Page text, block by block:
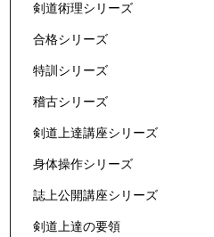
剣道術理シリーズ
合格シリーズ
特訓シリーズ
稽古シリーズ
剣道上達講座シリーズ
身体操作シリーズ
誌上公開講座シリーズ
剣道上達の要領